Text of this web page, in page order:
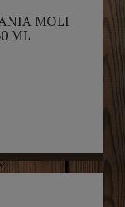
MOLI
ML